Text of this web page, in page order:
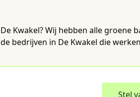
Kwakel? Wij hebben alle groene
bedrijven in De Kwakel die
Stel